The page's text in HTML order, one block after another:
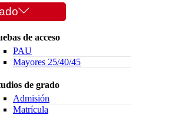
de acceso
PAU
Mayores 25/40/45
de grado
Admisión
Matrícula